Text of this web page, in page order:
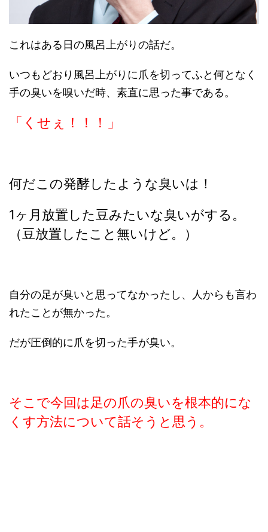
これはある日の風呂上がりの話だ。
いつもどおり風呂上がりに爪を切ってふと何となく
手の臭いを嗅いだ時、素直に思った事である。
「くせぇ！！！」
何だこの発酵したような臭いは！
1ヶ月放置した豆みたいな臭いがする。
（豆放置したこと無いけど。）
自分の足が臭いと思ってなかったし、人からも言わ
れたことが無かった。
だが圧倒的に爪を切った手が臭い。
そこで今回は足の爪の臭いを根本的にな
くす方法について話そうと思う。